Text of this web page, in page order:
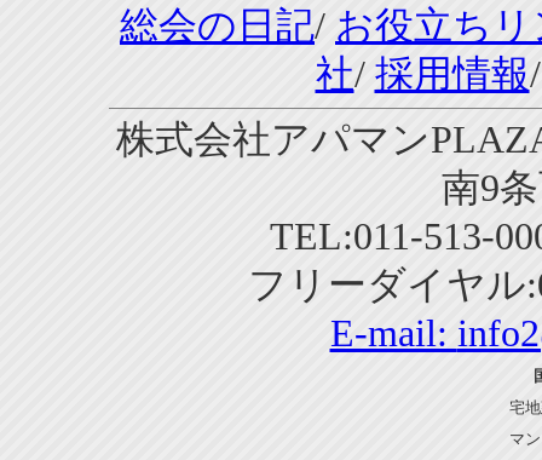
総会の日記/ お役立ち
社/ 採用情報
株式会社アパマン
南9
TEL:011-513-
フリーダイヤル
E-mail:
宅
マ